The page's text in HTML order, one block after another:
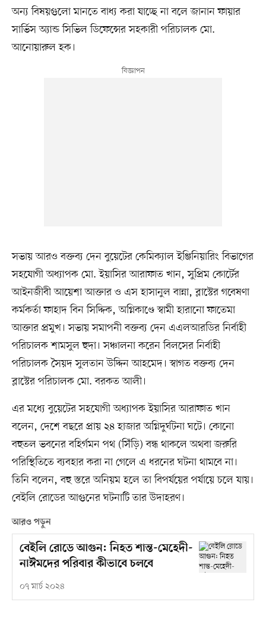
অন্য বিষয়গুলো মানতে বাধ্য করা যাচ্ছে না বলে জানান ফায়ার
সার্ভিস অ্যান্ড সিভিল ডিফেন্সের সহকারী পরিচালক মো.
আনোয়ারুল হক।
সভায় আরও বক্তব্য দেন বুয়েটের কেমিক্যাল ইঞ্জিনিয়ারিং বিভাগের
সহযোগী অধ্যাপক মো. ইয়াসির আরাফাত খান, সুপ্রিম কোর্টের
আইনজীবী আয়েশা আক্তার ও এস হাসানুল বান্না, ব্লাস্টের গবেষণা
কর্মকর্তা ফাহাদ বিন সিদ্দিক, অগ্নিকাণ্ডে স্বামী হারানো ফাতেমা
আক্তার প্রমুখ। সভায় সমাপনী বক্তব্য দেন এএলআরডির নির্বাহী
পরিচালক শামসুল হুদা। সঞ্চালনা করেন বিলসের নির্বাহী
পরিচালক সৈয়দ সুলতান উদ্দিন আহমেদ। স্বাগত বক্তব্য দেন
ব্লাস্টের পরিচালক মো. বরকত আলী।
এর মধ্যে বুয়েটের সহযোগী অধ্যাপক ইয়াসির আরাফাত খান
বলেন, দেশে বছরে প্রায় ২৪ হাজার অগ্নিদুর্ঘটনা ঘটে। কোনো
বহুতল ভবনের বহির্গমন পথ (সিঁড়ি) বন্ধ থাকলে অথবা জরুরি
পরিস্থিতিতে ব্যবহার করা না গেলে এ ধরনের ঘটনা থামবে না।
তিনি বলেন, বহু স্তরে অনিয়ম হলে তা বিপর্যয়ের পর্যায়ে চলে যায়।
বেইলি রোডের আগুনের ঘটনাটি তার উদাহরণ।
আরও পড়ুন
বেইলি রোডে আগুন: নিহত শান্ত-মেহেদী-
নাঈমদের পরিবার কীভাবে চলবে
০৭ মার্চ ২০২৪